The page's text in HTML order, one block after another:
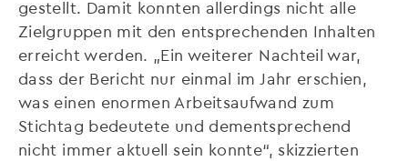
gestellt. Damit konnten allerdings nicht alle
Zielgruppen mit den entsprechenden Inhalten
erreicht werden. „Ein weiterer Nachteil war,
dass der Bericht nur einmal im Jahr erschien,
was einen enormen Arbeitsaufwand zum
Stichtag bedeutete und dementsprechend
nicht immer aktuell sein konnte“, skizzierten